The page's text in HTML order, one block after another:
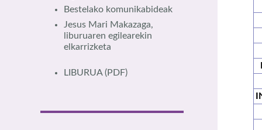
Bestelako komunikabideak
Jesus Mari Makazaga,
liburuaren egilearekin
elkarrizketa
LIBURUA(PDF)